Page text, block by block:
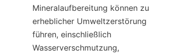
Mineralaufbereitung können zu
erheblicher Umweltzerstörung
führen, einschließlich
Wasserverschmutzung,